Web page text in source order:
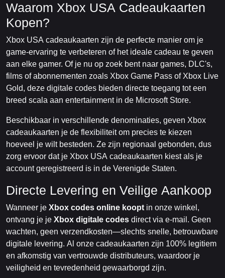
Waarom Xbox USA Cadeaukaarten
Kopen?
Xbox USA cadeaukaarten zijn de perfecte manier om je
game-ervaring te verbeteren of het ideale cadeau te geven
aan elke gamer. Of je nu op zoek bent naar games, DLC's,
films of abonnementen zoals Xbox Game Pass of Xbox Live
Gold, deze digitale codes bieden directe toegang tot een
breed scala aan entertainment in de Microsoft Store.
Beschikbaar in verschillende denominaties, geven Xbox
cadeaukaarten je de flexibiliteit om precies te kiezen
hoeveel je wilt besteden. Ze zijn regionaal gebonden, dus
zorg ervoor dat je Xbox USA cadeaukaarten kiest als je
account geregistreerd is in de Verenigde Staten.
Directe Levering en Veilige Aankoop
Wanneer je Xbox codes online koopt in onze winkel,
ontvang je je Xbox digitale codes direct via e-mail. Geen
wachten, geen verzendkosten—slechts snelle, betrouwbare
digitale levering. Al onze cadeaukaarten zijn 100% legitiem
en afkomstig van vertrouwde distributeurs, waardoor je
veiligheid en tevredenheid gewaarborgd zijn.